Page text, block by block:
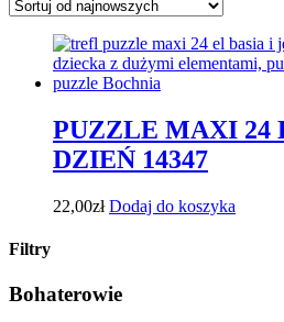
PUZZLE MAXI 24
DZIEŃ 14347
22,00zł Dodaj do koszyka
Filtry
Bohaterowie